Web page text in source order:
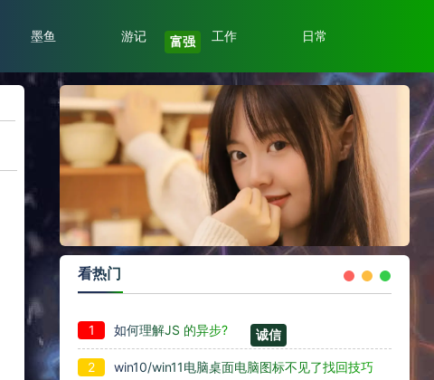
墨鱼 游记 工作 日常
看热门
1 如何理解JS 的异步?
2 win10/win11电脑桌面电脑图标不见了找回技巧
富强
诚信